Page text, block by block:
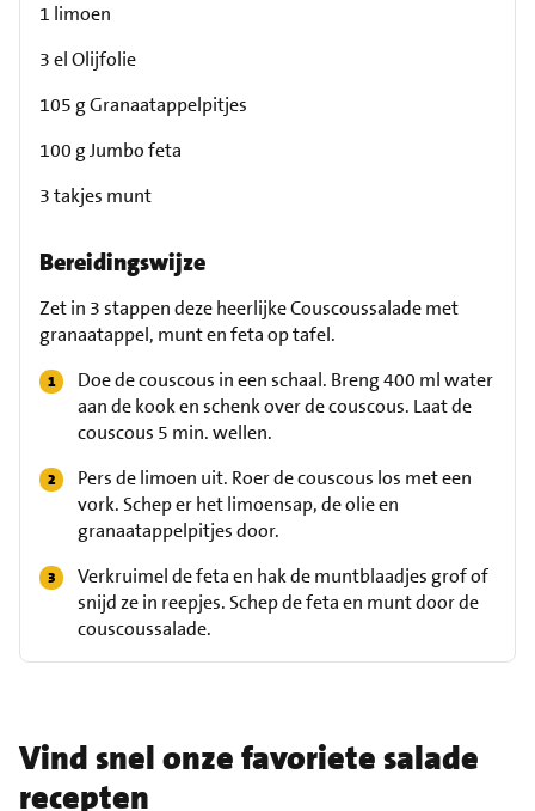
1 limoen
3 el Olijfolie
105 g Granaatappelpitjes
100 g Jumbo feta
3 takjes munt
Bereidingswijze
Zet in 3 stappen deze heerlijke Couscoussalade met
granaatappel, munt en feta op tafel.
Doe de couscous in een schaal. Breng 400 ml water
aan de kook en schenk over de couscous. Laat de
couscous 5 min. wellen.
Pers de limoen uit. Roer de couscous los met een
vork. Schep er het limoensap, de olie en
granaatappelpitjes door.
Verkruimel de feta en hak de muntblaadjes grof of
snijd ze in reepjes. Schep de feta en munt door de
couscoussalade.
Vind snel onze favoriete salade
recepten